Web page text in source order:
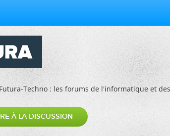
Futura-Techno : les forums de l'informatique et
À LA DISCUSSION